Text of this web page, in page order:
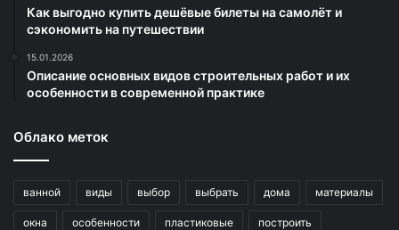
Как выгодно купить дешёвые билеты на самолёт и
сэкономить на путешествии
15.01.2026
Описание основных видов строительных работ и их
особенности в современной практике
Облако меток
ванной виды выбор выбрать дома материалы
окна особенности пластиковые построить